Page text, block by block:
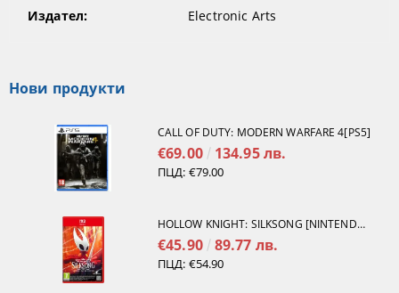
Издател:
Electronic Arts
Нови продукти
CALL OF DUTY: MODERN WARFARE 4[PS5]
€69.00 134.95 лв.
ПЦД: €79.00
HOLLOW KNIGHT: SILKSONG [NINTENDO SWITCH 2]
€45.90 89.77 лв.
ПЦД: €54.90